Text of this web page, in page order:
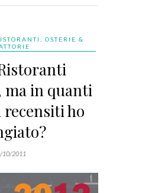
OSTERIE &
ma in quanti
ho
10/2011